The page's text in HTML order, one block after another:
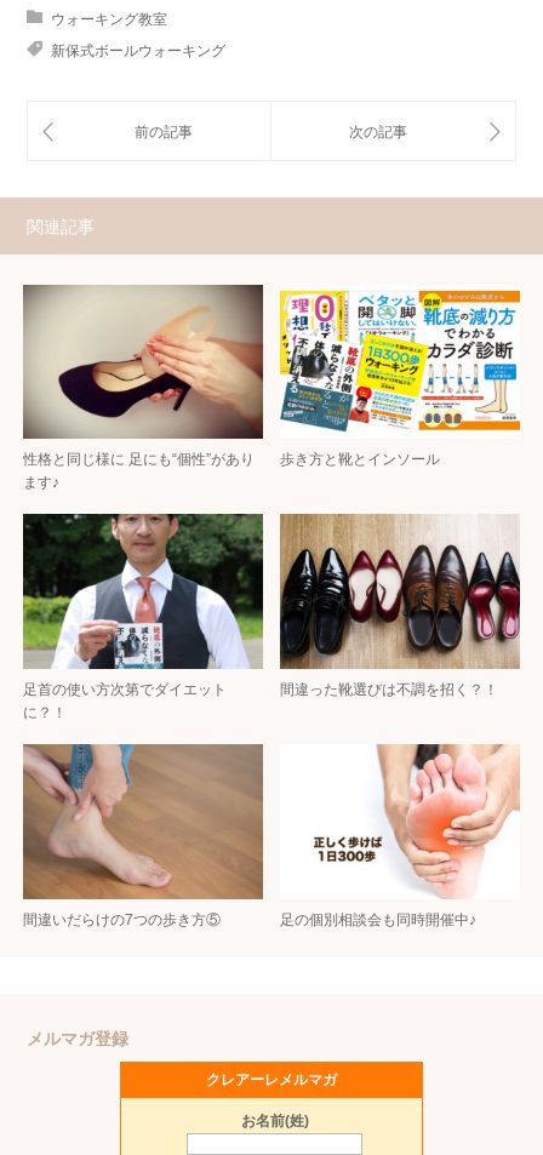
ウォーキング教室
新保式ボールウォーキング
関連記事
性格と同じ様に 足にも“個性”があり
ます♪
歩き方と靴とインソール
足首の使い方次第でダイエット
に？！
間違った靴選びは不調を招く？！
間違いだらけの7つの歩き方⑤ 足の個別相談会も同時開催中♪
メルマガ登録
クレアーレメルマガ
お名前(姓)